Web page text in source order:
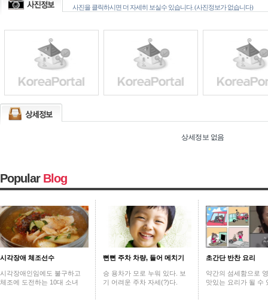
사진을 클릭하시면 더 자세히 보실수 있습니다. (사진정보가 없습니다)
상세정보 없음
Popular Blog
시각장애 체조선수
시각장애인임에도 불구하고
체조에 도전하는 10대 소녀
뻔뻔 주차 차량, 들어 메치기
승 용차가 모로 누워 있다. 보
기 어려운 주차 자세(?)다.
초간단 반찬 요리
약간의 섬세함으로
맛있는 요리가 될 수